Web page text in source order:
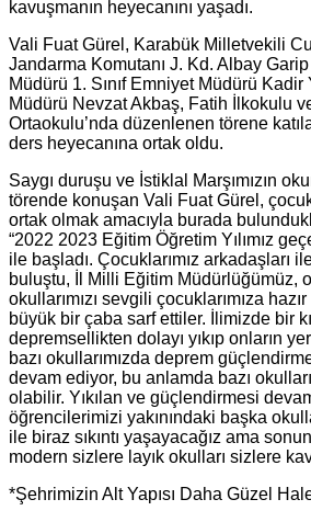
kavuşmanın heyecanını yaşadı.
Vali Fuat Gürel, Karabük Milletvekili
Jandarma Komutanı J. Kd. Albay
Müdürü 1. Sınıf Emniyet Müdürü
Müdürü Nevzat Akbaş, Fatih İlkokulu
Ortaokulu’nda düzenlenen törene
ders heyecanına ortak oldu.
Saygı duruşu ve İstiklal Marşımızın
törende konuşan Vali Fuat Gürel,
ortak olmak amacıyla burada
“2022 2023 Eğitim Öğretim Yılımız
ile başladı. Çocuklarımız arkadaşları
buluştu, İl Milli Eğitim Müdürlüğümüz,
okullarımızı sevgili çocuklarımıza
büyük bir çaba sarf ettiler. İlimizde bir
depremsellikten dolayı yıkıp onların
bazı okullarımızda deprem
devam ediyor, bu anlamda bazı
olabilir. Yıkılan ve güçlendirmesi
öğrencilerimizi yakınındaki başka
ile biraz sıkıntı yaşayacağız ama
modern sizlere layık okulları sizlere
*Şehrimizin Alt Yapısı Daha Güzel